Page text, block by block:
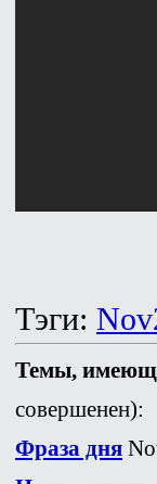
Тэги:
Темы,
совершенен):
Фраза дня